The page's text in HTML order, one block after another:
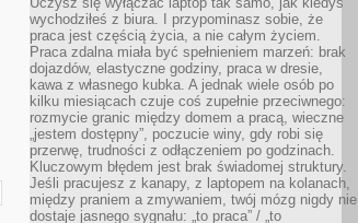
wychodziłeś z biura. I przypominasz sobie, że
praca jest częścią życia, a nie całym życiem.
Praca zdalna miała być spełnieniem marzeń: brak
dojazdów, elastyczne godziny, praca w dresie,
kawa z własnego kubka. A jednak wiele osób po
kilku miesiącach czuje coś zupełnie przeciwnego:
rozmycie granic między domem a pracą, wieczne
„jestem dostępny”, poczucie winy, gdy robi się
przerwę, trudności z odłączeniem po godzinach.
Kluczowym błędem jest brak świadomej struktury.
Jeśli pracujesz z kanapy, z laptopem na kolanach,
między praniem a zmywaniem, twój mózg nigdy nie
dostaje jasnego sygnału: „to praca” / „to